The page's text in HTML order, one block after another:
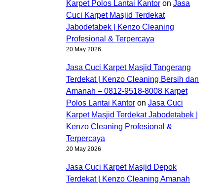
Karpet Polos Lantai Kantor on Jasa
Cuci Karpet Masjid Terdekat
Jabodetabek | Kenzo Cleaning
Profesional & Terpercaya
20 May 2026
Jasa Cuci Karpet Masjid Tangerang
Terdekat | Kenzo Cleaning Bersih dan
Amanah – 0812-9518-8008 Karpet
Polos Lantai Kantor on Jasa Cuci
Karpet Masjid Terdekat Jabodetabek |
Kenzo Cleaning Profesional &
Terpercaya
20 May 2026
Jasa Cuci Karpet Masjid Depok
Terdekat | Kenzo Cleaning Amanah